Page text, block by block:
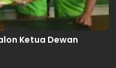
Ketua Dewan